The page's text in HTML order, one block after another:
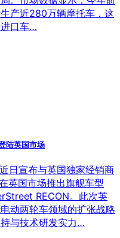
产近280万辆摩托车，这
口车…
陆英国市场
日宣布与英国独家经销商
英国市场推出旗舰车型
RECON。此次英
动两轮车领域的扩张战略
与技术研发实力…